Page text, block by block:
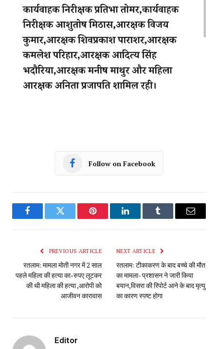
Follow on Facebook
FacebookTwitter Pinterest LinkedInTumblr Email
PREVIOUS ARTICLE
रतलाम: मामला मोती नगर में 2 साल
पहले महिला की हत्या का-रुपए लूटकर
की थी महिला की हत्या ,आरोपी को
आजीवन कारावास
NEXT ARTICLE
रतलाम: टीकाकरण के बाद बच्चे की मौत
का मामला- प्रशासन ने जारी किया
बयान,विसरा की रिपोर्ट आने के बाद मृत्यु
का कारण स्पष्ट होगा
Editor